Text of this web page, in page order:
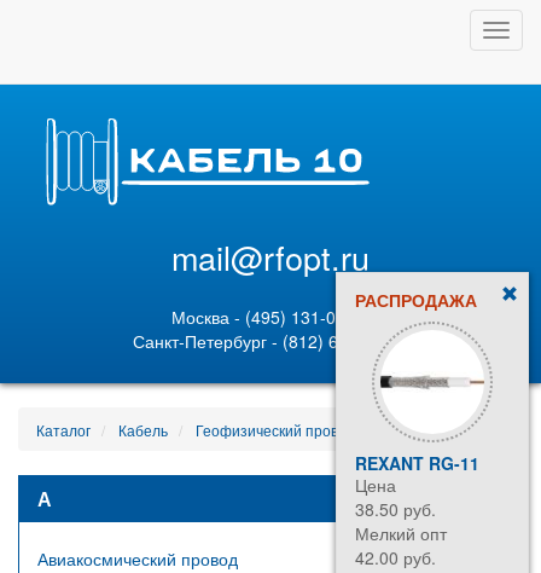
mail@rfopt.ru
Москва - (495) 131-02-05
Санкт-Петербург - (812) 628-80-89
РАСПРОДАЖА
REXANT RG-11
Цена
38.50 руб.
Мелкий опт
42.00 руб.
Каталог Кабель Геофизический провод ГФЭ 30493
А
Авиакосмический провод